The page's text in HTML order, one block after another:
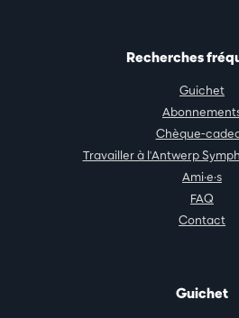
Recherches
Guichet
Chèque-
Travailler à l'Antwerp
Ami·e·s
FAQ
Contact
Guichet